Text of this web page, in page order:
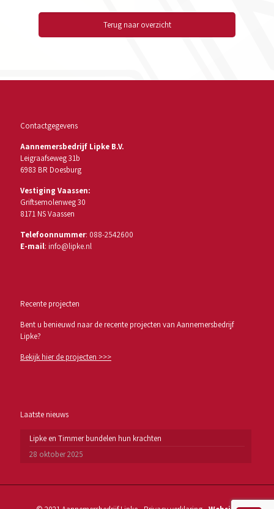
Terug naar overzicht
Contactgegevens
Aannemersbedrijf Lipke B.V.
Leigraafseweg 31b
6983 BR Doesburg
Vestiging Vaassen:
Griftsemolenweg 30
8171 NS Vaassen
Telefoonnummer: 088-2542600
E-mail: info@lipke.nl
Recente projecten
Bent u benieuwd naar de recente projecten van Aannemersbedrijf
Lipke?
Bekijk hier de projecten >>>
Laatste nieuws
Lipke en Timmer bundelen hun krachten
28 oktober 2025